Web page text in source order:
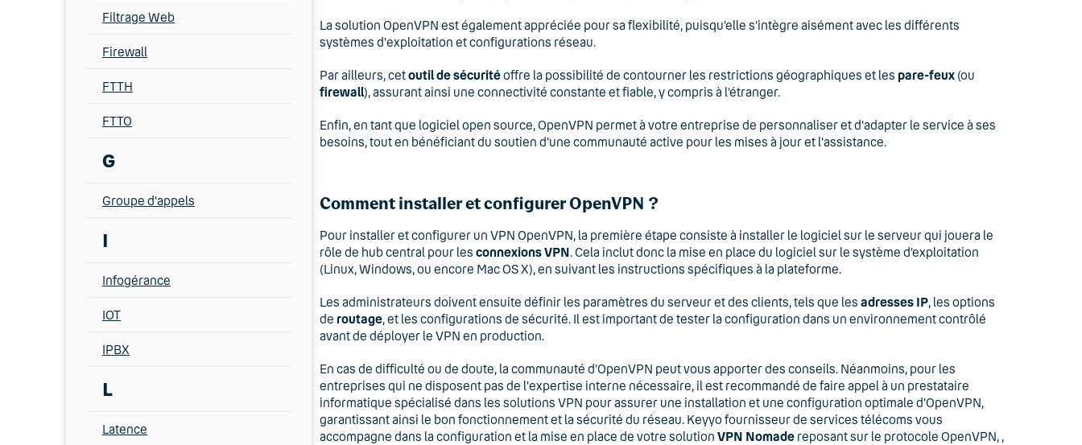
Filtrage Web
Firewall
FTTH
FTTO
G
Groupe d'appels
I
Infogérance
IOT
IPBX
L
Latence
La solution OpenVPN est également appréciée pour sa flexibilité, puisqu’elle s’intègre aisément avec les différents
systèmes d'exploitation et configurations réseau.
Par ailleurs, cetoutil de sécuritéoffre la possibilité de contourner les restrictions géographiques et les pare-feux(ou
firewall), assurant ainsi une connectivité constante et fiable, y compris à l’étranger.
Enfin, en tant que logiciel open source, OpenVPN permet à votre entreprise de personnaliser et d'adapter le service à ses
besoins, tout en bénéficiant du soutien d'une communauté active pour les mises à jour et l'assistance.
Comment installer et configurer OpenVPN ?
Pour installer et configurer un VPN OpenVPN, la première étape consiste à installer le logiciel sur le serveur qui jouera le
rôle de hub central pour les connexions VPN. Cela inclut donc la mise en place du logiciel sur le système d’exploitation
(Linux, Windows, ou encore Mac OS X), en suivant les instructions spécifiques à la plateforme.
Les administrateurs doivent ensuite définir les paramètres du serveur et des clients, tels que les adresses IP, les options
de routage, et les configurations de sécurité. Il est important de tester la configuration dans un environnement contrôlé
avant de déployer le VPN en production.
En cas de difficulté ou de doute, la communauté d’OpenVPN peut vous apporter des conseils. Néanmoins, pour les
entreprises qui ne disposent pas de l'expertise interne nécessaire, il est recommandé de faire appel à un prestataire
informatique spécialisé dans les solutions VPN pour assurer une installation et une configuration optimale d'OpenVPN,
garantissant ainsi le bon fonctionnement et la sécurité du réseau. Keyyo fournisseur de services télécoms vous
accompagne dans la configuration et la mise en place de votre solution VPN Nomadereposant sur le protocole OpenVPN, ,